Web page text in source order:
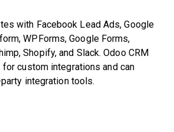
with Facebook Lead Ads, Google
WPForms, Google Forms,
Shopify, and Slack. Odoo CRM
custom integrations and can
integration tools.